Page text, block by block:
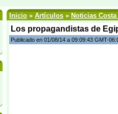
Inicio » Artículos » Noticias Costa
Los propagandistas de
Publicado en 01/08/14 a 09:09:43 GMT-